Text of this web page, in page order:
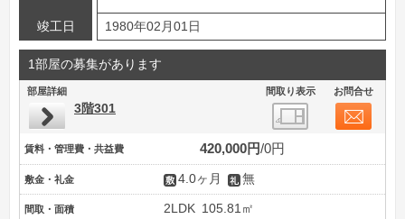
竣工日 1980年02月01日
1部屋の募集があります
部屋詳細 間取り表示 お問合せ
3階301
賃料・管理費・共益費 420,000円 0円
敷金・礼金 4.0ヶ月 無
間取・面積 2LDK 105.81㎡